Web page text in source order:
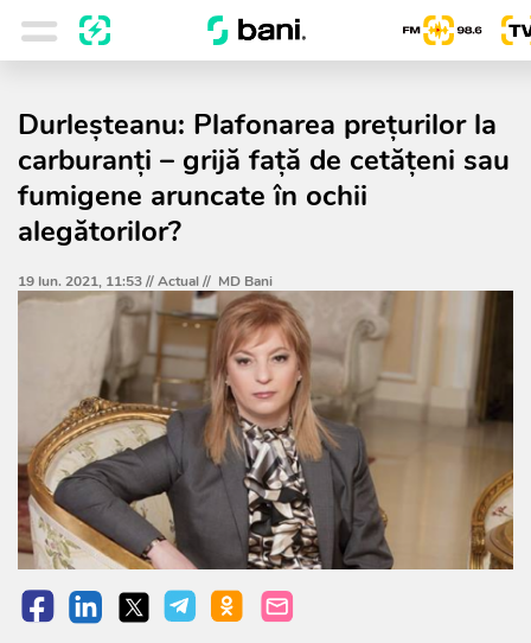
Durleșteanu: Plafonarea prețurilor la
carburanți – grijă față de cetățeni sau
fumigene aruncate în ochii
alegătorilor?
19 Iun. 2021, 11:53 //Actual// MD Bani